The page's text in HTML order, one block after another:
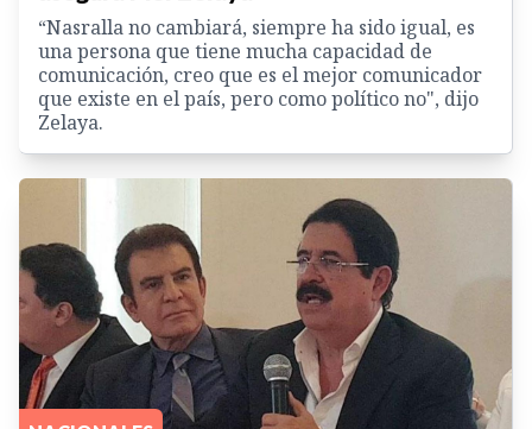
“Nasralla no cambiará, siempre ha sido igual, es
una persona que tiene mucha capacidad de
comunicación, creo que es el mejor comunicador
que existe en el país, pero como político no", dijo
Zelaya.